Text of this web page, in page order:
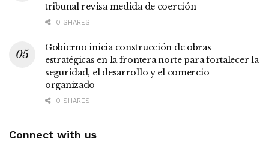
tribunal revisa medida de coerción
0 SHARES
Gobierno inicia construcción de obras
estratégicas en la frontera norte para fortalecer la
seguridad, el desarrollo y el comercio
organizado
0 SHARES
Connect with us